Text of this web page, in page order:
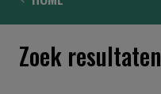
Zoek resultaten